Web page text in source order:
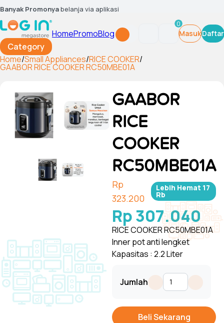
Banyak Promonyabelanja via aplikasi
Category
HomePromoBlog
0
MasukDaftar
Home/Small Appliances/RICE COOKER/
GAABOR RICE COOKER RC50MBE01A
GAABOR
RICE
COOKER
RC50MBE01A
Rp
323.200
Lebih Hemat 17
Rb
Rp 307.040
RICE COOKER RC50MBE01A
Inner pot anti lengket
Kapasitas : 2.2 Liter
Jumlah
Beli Sekarang